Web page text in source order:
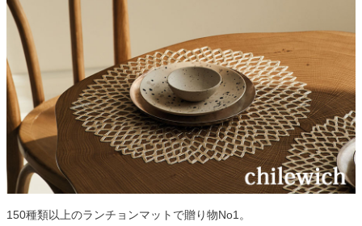
150種類以上のランチョンマットで贈り物No1。